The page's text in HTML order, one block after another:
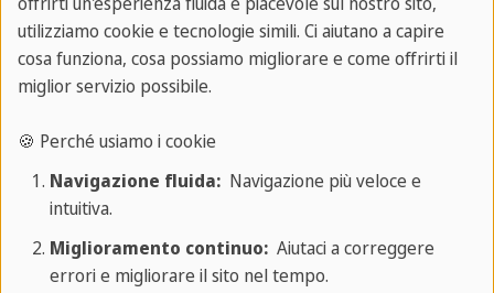
exploradores ya habían partido cuando
llegamos al campamento".
In questo caso, il congiuntivo trapassato è
è verificata prima di un'altra azione passata.
Esprimere condizioni del passato che non
sono state soddisfatte. "Si hubieras
estudiado más, habrías aprobado el examen".
utilizziamo cookie e tecnologie simili. Ci aiutano a capire
cosa funziona, cosa possiamo migliorare e come offrirti il
miglior servizio possibile.
🍪 Perché usiamo i cookie
Navigazione fluida:Navigazione più veloce e
intuitiva.
Miglioramento continuo:Aiutaci a correggere
errori e migliorare il sito nel tempo.